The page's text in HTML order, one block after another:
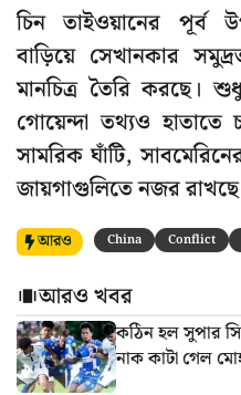
চিন তাইওয়ানের পূর্ব
বাড়িয়ে সেখানকার
মানচিত্র তৈরি করছে।
গোয়েন্দা তথ্যও হাতাতে
সামরিক ঘাঁটি,
জায়গাগুলিতে নজর
আরও China Conflict
আরও খবর
কঠিন হল সুপার
নাক কাটা গেল